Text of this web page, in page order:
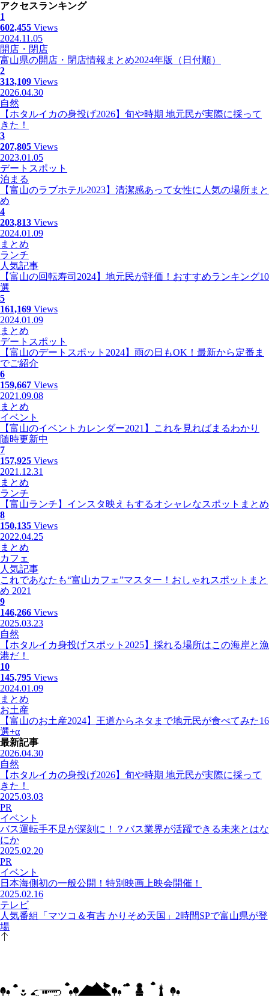
アクセスランキング
1
602,455 Views
2024.11.05
開店・閉店
富山県の開店・閉店情報まとめ2024年版（日付順）
2
313,109 Views
2026.04.30
自然
【ホタルイカの身投げ2026】旬や時期 地元民が実際に採って
きた！
3
207,805 Views
2023.01.05
デートスポット
泊まる
【富山のラブホテル2023】清潔感あって女性に人気の場所まと
め
4
203,813 Views
2024.01.09
まとめ
ランチ
人気記事
【富山の回転寿司2024】地元民が評価！おすすめランキング10
選
5
161,169 Views
2024.01.09
まとめ
デートスポット
【富山のデートスポット2024】雨の日もOK！最新から定番ま
でご紹介
6
159,667 Views
2021.09.08
まとめ
イベント
【富山のイベントカレンダー2021】これを見ればまるわかり
随時更新中
7
157,925 Views
2021.12.31
まとめ
ランチ
【富山ランチ】インスタ映えもするオシャレなスポットまとめ
8
150,135 Views
2022.04.25
まとめ
カフェ
人気記事
これであなたも“富山カフェ”マスター！おしゃれスポットまと
め 2021
9
146,266 Views
2025.03.23
自然
【ホタルイカ身投げスポット2025】採れる場所はこの海岸と漁
港だ！
10
145,795 Views
2024.01.09
まとめ
お土産
【富山のお土産2024】王道からネタまで地元民が食べてみた16
選+α
最新記事
2026.04.30
自然
【ホタルイカの身投げ2026】旬や時期 地元民が実際に採って
きた！
2025.03.03
PR
イベント
バス運転手不足が深刻に！？バス業界が活躍できる未来とはな
にか
2025.02.20
PR
イベント
日本海側初の一般公開！特別映画上映会開催！
2025.02.16
テレビ
人気番組「マツコ＆有吉 かりそめ天国」2時間SPで富山県が登
場